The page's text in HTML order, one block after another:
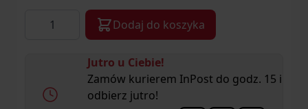
Dodaj do koszyka
Jutro u Ciebie!
Zamów kurierem InPost do godz. 15 i
odbierz jutro!